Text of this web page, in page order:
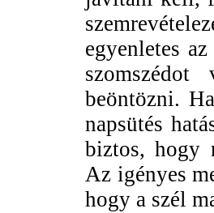
egyenletes
beöntözni.
napsütés
biztos, hogy
Az igényes
hogy a szél